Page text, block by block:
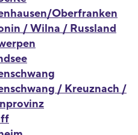
Oberfranken
/ Wilna / Russland
/ Kreuznach /